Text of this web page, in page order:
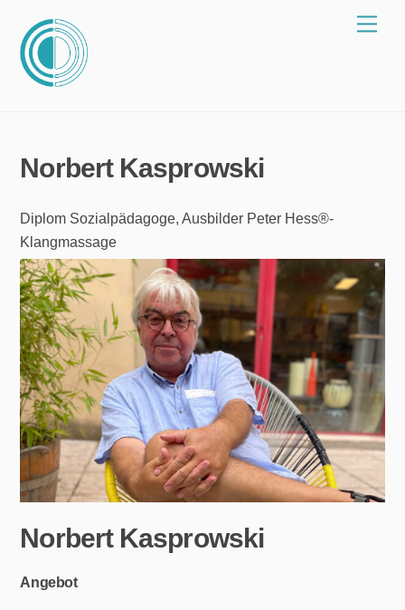
Inhalt
springen
Norbert Kasprowski
Diplom Sozialpädagoge, Ausbilder Peter Hess®-
Klangmassage
Norbert Kasprowski
Angebot